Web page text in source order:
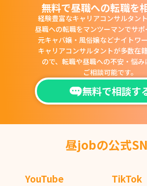
無料で昼職への転職を
経験豊富なキャリアコンサルタン
昼職への転職をマンツーマンでサポ
元キャバ嬢・風俗嬢などナイトワ
キャリアコンサルタントが多数在
ので、 転職や昼職への不安・悩み
ご相談可能です。
無料で相談す
昼jobの公式
YouTube TikTok